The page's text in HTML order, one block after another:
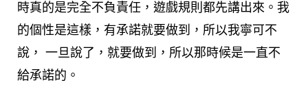
時真的是完全不負責任，遊戲規則都先講出來。我
的個性是這樣，有承諾就要做到，所以我寧可不
說， 一旦說了，就要做到，所以那時候是一直不
給承諾的。